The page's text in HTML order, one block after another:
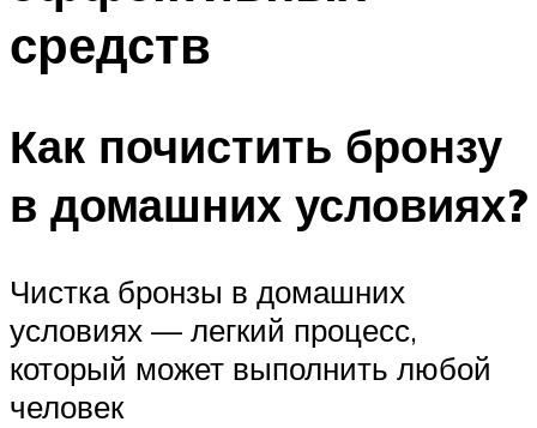
средств
Как почистить бронзу
в домашних условиях?
Чистка бронзы в домашних
условиях — легкий процесс,
который может выполнить любой
человек